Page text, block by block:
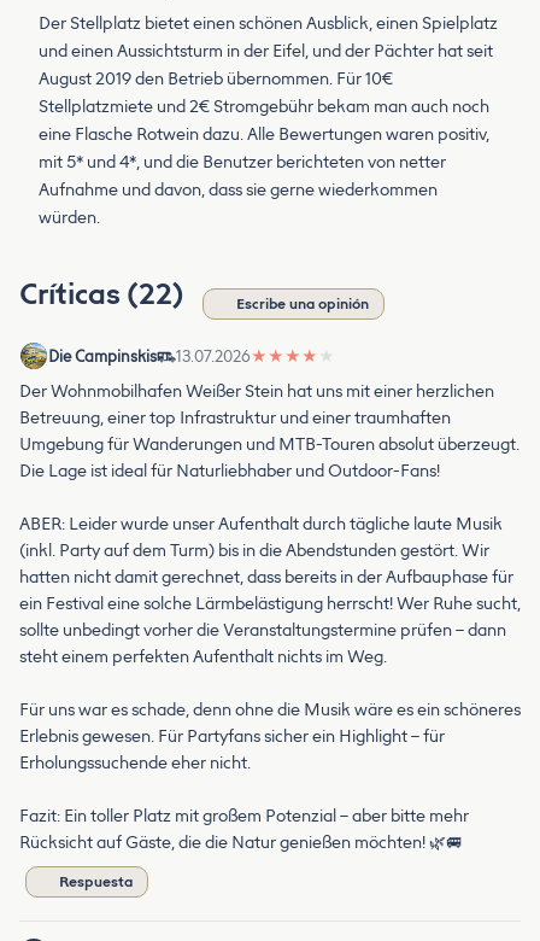
Der Stellplatz bietet einen schönen Ausblick, einen Spielplatz
und einen Aussichtsturm in der Eifel, und der Pächter hat seit
August 2019 den Betrieb übernommen. Für 10€
Stellplatzmiete und 2€ Stromgebühr bekam man auch noch
eine Flasche Rotwein dazu. Alle Bewertungen waren positiv,
mit 5* und 4*, und die Benutzer berichteten von netter
Aufnahme und davon, dass sie gerne wiederkommen
würden.
Críticas (22) Escribe una opinión
Die Campinskis 13.07.2026★ ★ ★ ★ ★
Der Wohnmobilhafen Weißer Stein hat uns mit einer herzlichen
Betreuung, einer top Infrastruktur und einer traumhaften
Umgebung für Wanderungen und MTB-Touren absolut überzeugt.
Die Lage ist ideal für Naturliebhaber und Outdoor-Fans!
ABER: Leider wurde unser Aufenthalt durch tägliche laute Musik
(inkl. Party auf dem Turm) bis in die Abendstunden gestört. Wir
hatten nicht damit gerechnet, dass bereits in der Aufbauphase für
ein Festival eine solche Lärmbelästigung herrscht! Wer Ruhe sucht,
sollte unbedingt vorher die Veranstaltungstermine prüfen – dann
steht einem perfekten Aufenthalt nichts im Weg.
Für uns war es schade, denn ohne die Musik wäre es ein schöneres
Erlebnis gewesen. Für Partyfans sicher ein Highlight – für
Erholungssuchende eher nicht.
Fazit: Ein toller Platz mit großem Potenzial – aber bitte mehr
Rücksicht auf Gäste, die die Natur genießen möchten! 🌿🚐
Respuesta